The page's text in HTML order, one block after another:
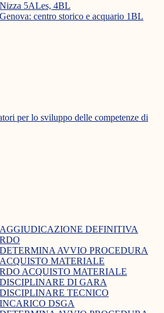
Nizza 5ALes, 4BL
Genova: centro storico e acquario 1BL
per lo sviluppo delle competenze di
AGGIUDICAZIONE DEFINITIVA
RDO
DETERMINA AVVIO PROCEDURA
ACQUISTO MATERIALE
RDO ACQUISTO MATERIALE
DISCIPLINARE DI GARA
DISCIPLINARE TECNICO
INCARICO DSGA